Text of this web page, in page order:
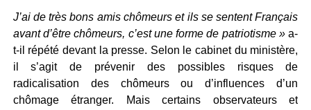
J’ai de très bons amis chômeurs et ils se sentent Français
avant d’être chômeurs, c’est une forme de patriotisme » a-
t-il répété devant la presse. Selon le cabinet du ministère,
il s’agit de prévenir des possibles risques de
radicalisation des chômeurs ou d’influences d’un
chômage étranger. Mais certains observateurs et